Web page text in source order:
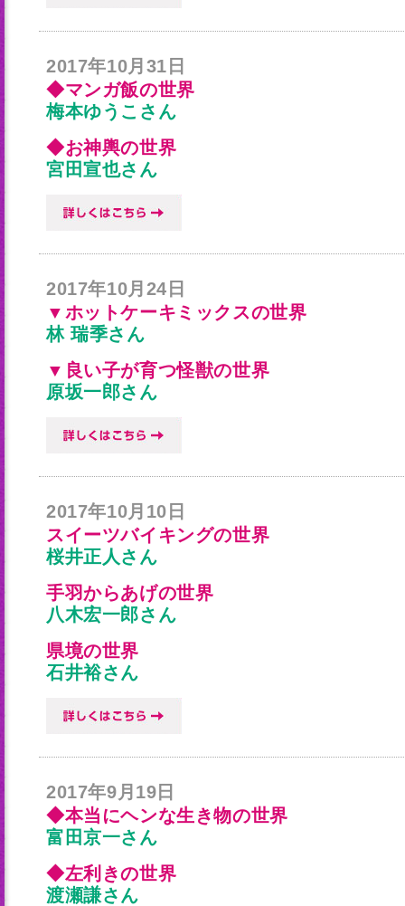
2017年10月31日
◆マンガ飯の世界
梅本ゆうこさん
◆お神輿の世界
宮田宣也さん
2017年10月24日
▼ホットケーキミックスの世界
林 瑞季さん
▼良い子が育つ怪獣の世界
原坂一郎さん
2017年10月10日
スイーツバイキングの世界
桜井正人さん
手羽からあげの世界
八木宏一郎さん
県境の世界
石井裕さん
2017年9月19日
◆本当にヘンな生き物の世界
富田京一さん
◆左利きの世界
渡瀬謙さん